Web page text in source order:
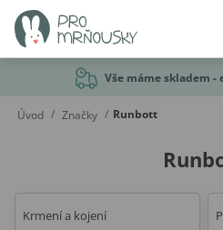
Vše máme skladem
Úvod / Značky / Runbott
Krmení a kojení